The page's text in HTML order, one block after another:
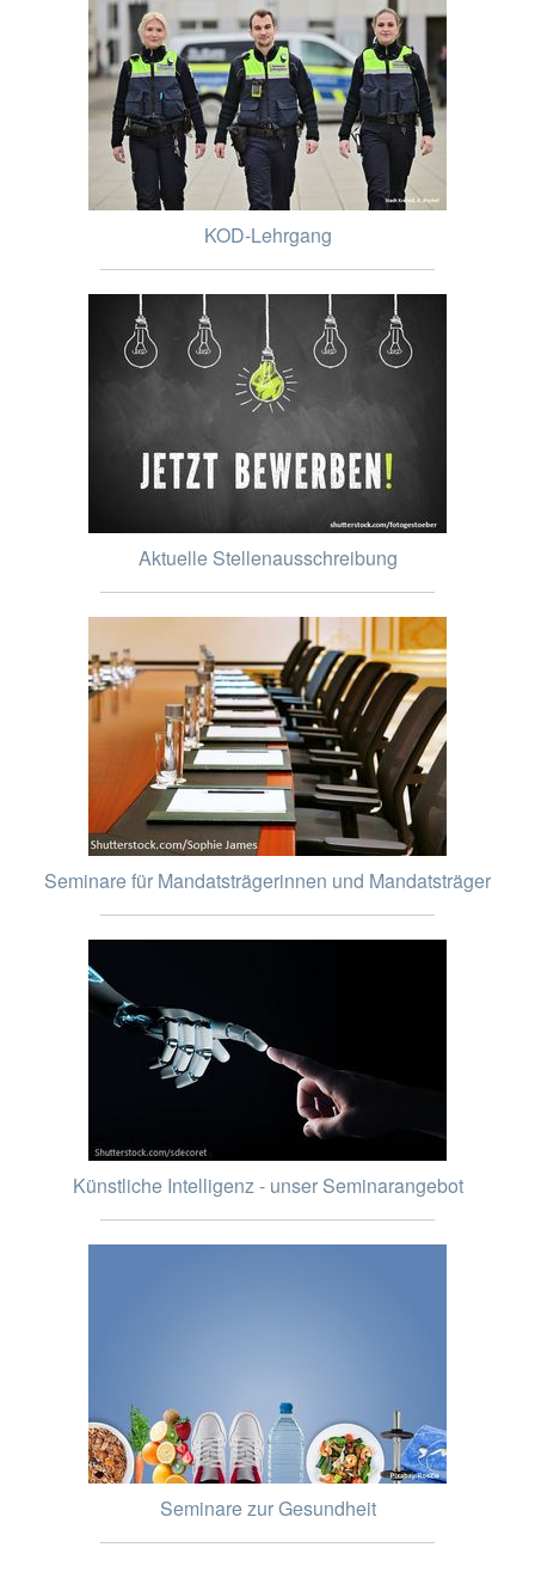
KOD-Lehrgang
Aktuelle Stellenausschreibung
Seminare für Mandatsträgerinnen und Mandatsträger
Künstliche Intelligenz - unser Seminarangebot
Seminare zur Gesundheit